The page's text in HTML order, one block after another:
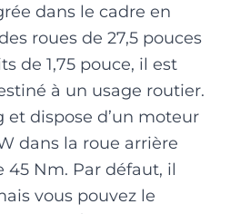
dans le cadre en
roues de 27,5 pouces
de 1,75 pouce, il est
à un usage routier.
et dispose d’un moteur
dans la roue arrière
45 Nm. Par défaut, il
vous pouvez le